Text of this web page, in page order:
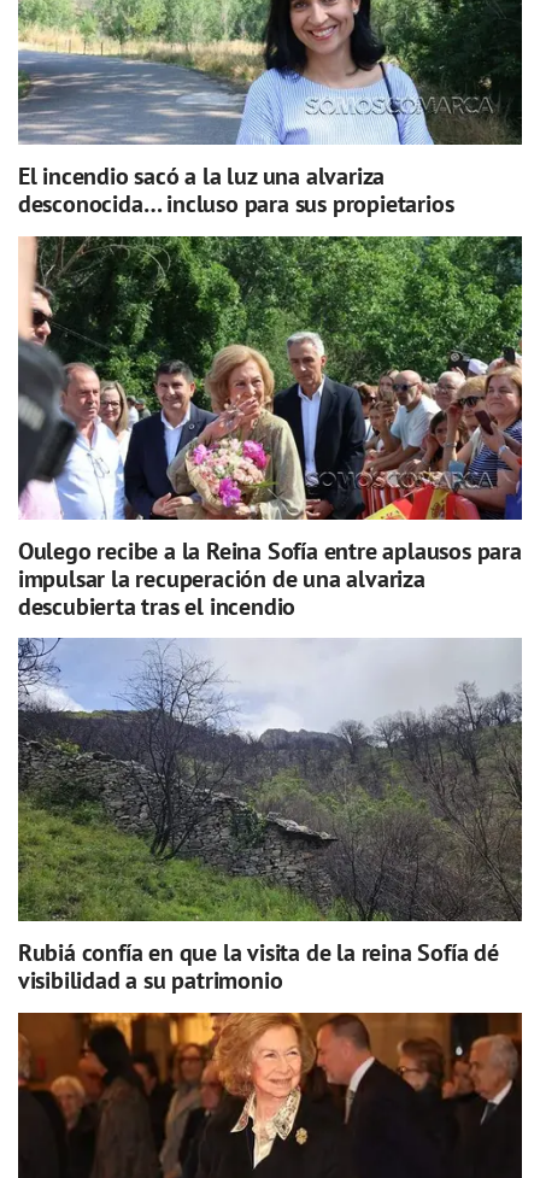
El incendio sacó a la luz una alvariza
desconocida… incluso para sus propietarios
Oulego recibe a la Reina Sofía entre aplausos para
impulsar la recuperación de una alvariza
descubierta tras el incendio
Rubiá confía en que la visita de la reina Sofía dé
visibilidad a su patrimonio